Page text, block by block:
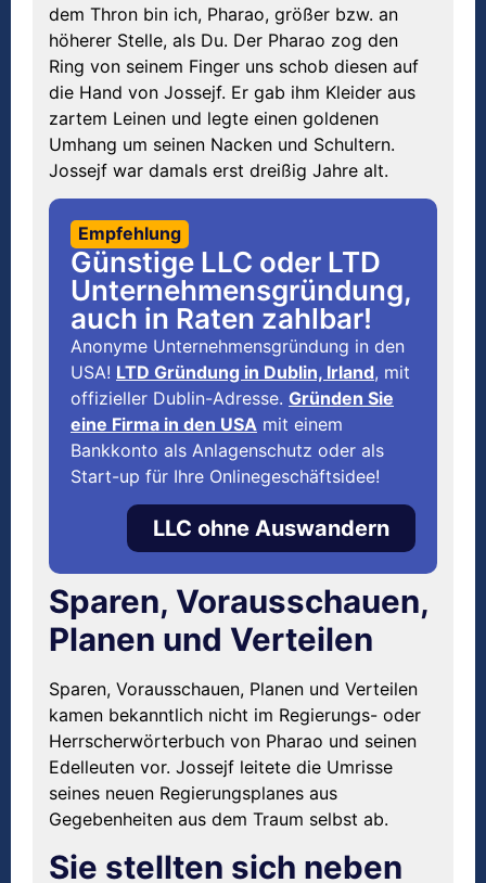
dem Thron bin ich, Pharao, größer bzw. an
höherer Stelle, als Du. Der Pharao zog den
Ring von seinem Finger uns schob diesen auf
die Hand von Jossejf. Er gab ihm Kleider aus
zartem Leinen und legte einen goldenen
Umhang um seinen Nacken und Schultern.
Jossejf war damals erst dreißig Jahre alt.
Empfehlung
Günstige LLC oder LTD
Unternehmensgründung,
auch in Raten zahlbar!
Anonyme Unternehmensgründung in den
USA! LTD Gründung in Dublin, Irland, mit
offizieller Dublin-Adresse. Gründen Sie
eine Firma in den USA mit einem
Bankkonto als Anlagenschutz oder als
Start-up für Ihre Onlinegeschäftsidee!
LLC ohne Auswandern
Sparen, Vorausschauen,
Planen und Verteilen
Sparen, Vorausschauen, Planen und Verteilen
kamen bekanntlich nicht im Regierungs- oder
Herrscherwörterbuch von Pharao und seinen
Edelleuten vor. Jossejf leitete die Umrisse
seines neuen Regierungsplanes aus
Gegebenheiten aus dem Traum selbst ab.
Sie stellten sich neben